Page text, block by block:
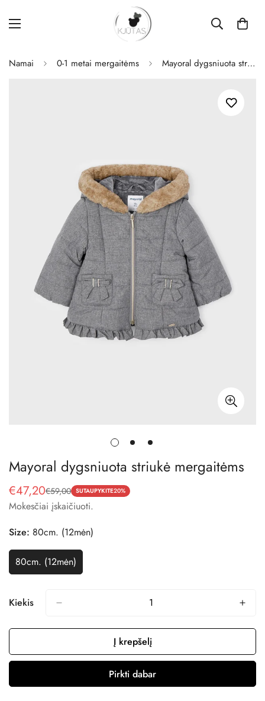
Namai 0-1 metai mergaitėms Mayoral dygsniuota striukė mergaitėms
Mayoral dygsniuota striukė mergaitėms
Pardavimo
kaina
€47,20
Reguliari
kaina
€59,00 SUTAUPYKITE20%
Mokesčiai įskaičiuoti.
Size: 80cm. (12mėn)
80cm. (12mėn)
Variantas
Išparduotas
Nepasiekiamas
Kiekis
Į krepšelį
Pirkti dabar